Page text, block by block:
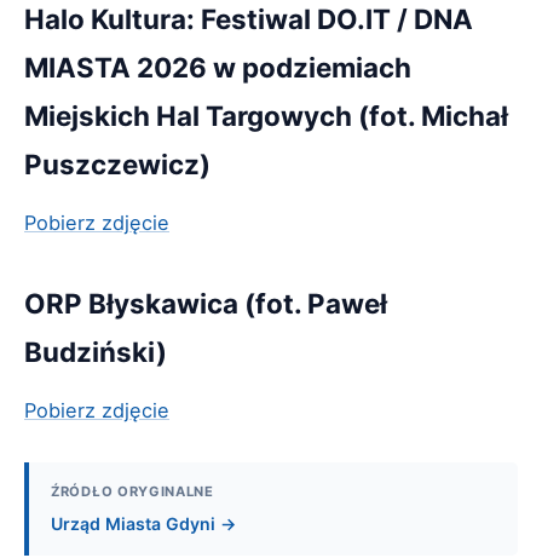
Halo Kultura: Festiwal DO.IT / DNA
MIASTA 2026 w podziemiach
Miejskich Hal Targowych (fot. Michał
Puszczewicz)
Pobierz zdjęcie
ORP Błyskawica (fot. Paweł
Budziński)
Pobierz zdjęcie
ŹRÓDŁO ORYGINALNE
Urząd Miasta Gdyni →